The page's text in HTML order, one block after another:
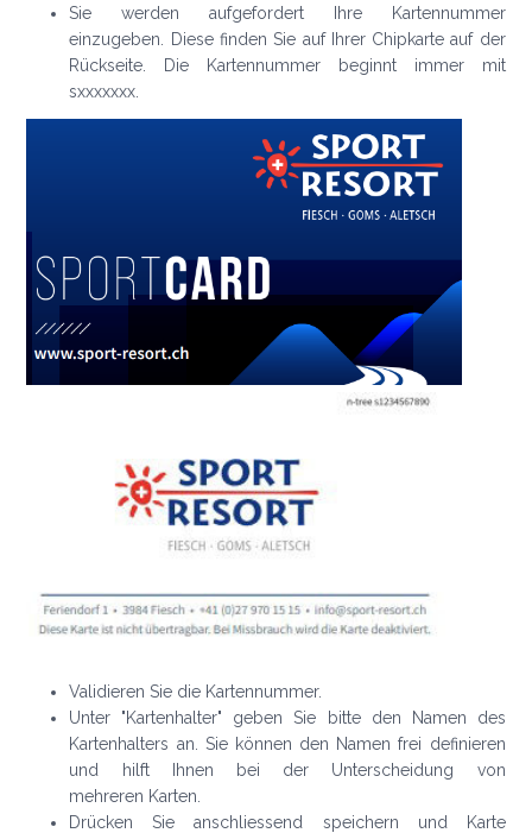
Sie werden aufgefordert Ihre Kartennummer
einzugeben. Diese finden Sie auf Ihrer Chipkarte auf der
Rückseite. Die Kartennummer beginnt immer mit
sxxxxxxx.
Validieren Sie die Kartennummer.
Unter "Kartenhalter" geben Sie bitte den Namen des
Kartenhalters an. Sie können den Namen frei definieren
und hilft Ihnen bei der Unterscheidung von
mehreren Karten.
Drücken Sie anschliessend speichern und Karte